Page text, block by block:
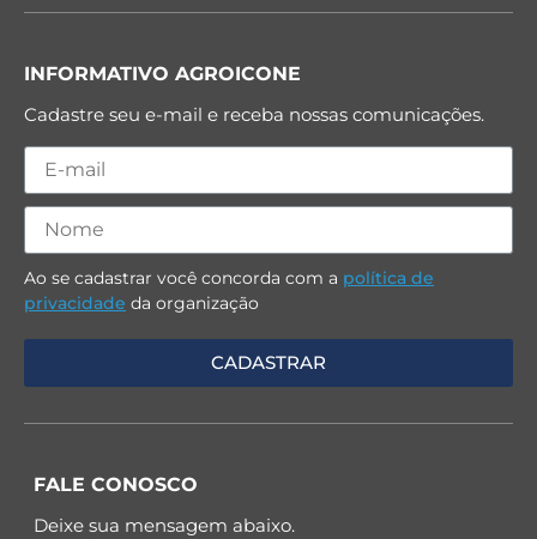
INFORMATIVO AGROICONE
Cadastre seu e-mail e receba nossas comunicações.
Ao se cadastrar você concorda com a política de
privacidade da organização
FALE CONOSCO
Deixe sua mensagem abaixo.